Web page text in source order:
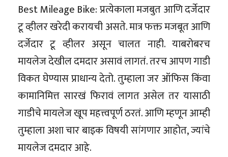
Best Mileage Bike: प्रत्येकाला मजबुत आणि दर्जेदार
टू व्हीलर खरेदी करायची असते. मात्र फक्त मजबूत आणि
दर्जेदार टू व्हीलर असून चालत नाही. याबरोबरच
मायलेज देखील दमदार असावं लागतं. तरच आपण गाडी
विकत घेण्यास प्राधान्य देतो. तुम्हाला जर ऑफिस किंवा
कामानिमित्त सारखं फिरावं लागत असेल तर यासाठी
गाडीचे मायलेज खूप महत्त्वपूर्ण ठरतं. आणि म्हणून आम्ही
तुम्हाला अशा चार बाइक विषयी सांगणार आहोत, ज्यांचे
मायलेज दमदार आहे.